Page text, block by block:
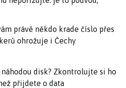
právě někdo krade číslo přes
ohrožuje i Čechy
disk? Zkontrolujte si ho
přijdete o data